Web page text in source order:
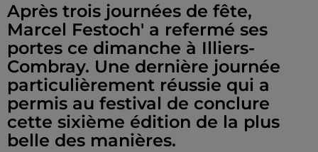
Après trois journées de fête,
Marcel Festoch' a refermé ses
portes ce dimanche à Illiers-
Combray. Une dernière journée
particulièrement réussie qui a
permis au festival de conclure
cette sixième édition de la plus
belle des manières.